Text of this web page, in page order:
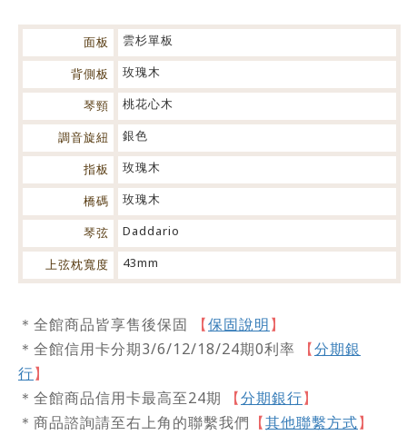
面板 雲杉單板
背側板 玫瑰木
琴頸 桃花心木
調音旋紐 銀色
指板 玫瑰木
橋碼 玫瑰木
琴弦 Daddario
上弦枕寬度 43mm
＊全館商品皆享售後保固 【 保固說明】
＊全館信用卡分期3/6/12/18/24期0利率
【分期銀
行】
＊全館商品信用卡最高至24期
【分期銀行】
＊商品諮詢請至右上角的聯繫我們 【其他聯繫方式】